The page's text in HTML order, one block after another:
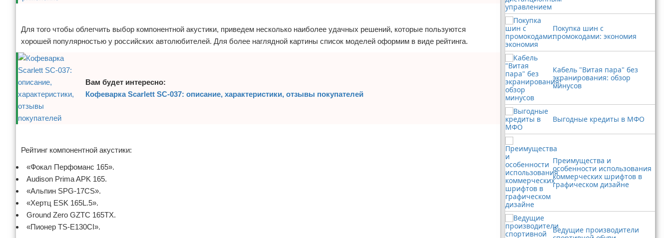
Для того чтобы облегчить выбор компонентной акустики, приведем несколько наиболее удачных решений, которые пользуются
хорошей популярностью у российских автолюбителей. Для более наглядной картины список моделей оформим в виде рейтинга.
Вам будет интересно:
Кофеварка Scarlett SC-037: описание, характеристики, отзывы покупателей
Рейтинг компонентной акустики:
«Фокал Перфоманс 165».
Audison Prima APK 165.
«Альпин SPG-17CS».
«Хертц ESK 165L.5».
Ground Zero GZTC 165TX.
«Пионер TS-E130CI».
Покупка шин с
промокодами: экономия
Кабель "Витая пара" без
экранирования: обзор
минусов
Выгодные кредиты в МФО
Преимущества и
особенности использования
коммерческих шрифтов в
графическом дизайне
Ведущие производители